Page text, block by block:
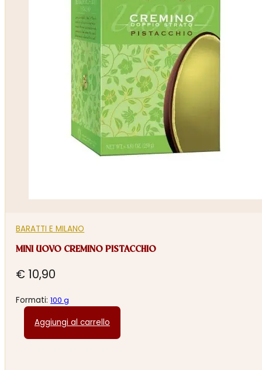
BARATTI E MILANO
MINI UOVO CREMINO PISTACCHIO
€ 10,90
Formati:100 g
Aggiungi al carrello